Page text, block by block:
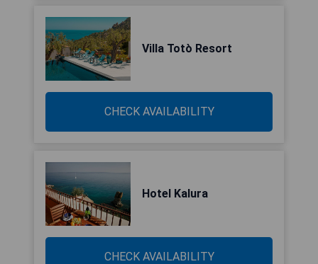
Villa Totò Resort
CHECK AVAILABILITY
Hotel Kalura
CHECK AVAILABILITY